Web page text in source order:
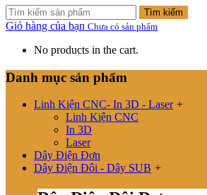
Tìm kiếm
Giỏ hàng của bạn Chưa có sản phẩm
No products in the cart.
Danh mục sản phẩm
Linh Kiện CNC- In 3D - Laser +
Linh Kiện CNC
In 3D
Laser
Dây Điện Đơn
Dây Điện Đôi - Dây SUB +